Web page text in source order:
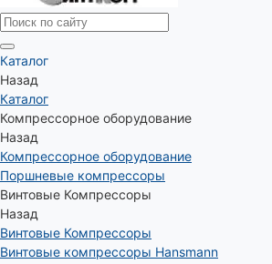
Каталог
Назад
Каталог
Компрессорное оборудование
Назад
Компрессорное оборудование
Поршневые компрессоры
Винтовые Компрессоры
Назад
Винтовые Компрессоры
Винтовые компрессоры Hansmann